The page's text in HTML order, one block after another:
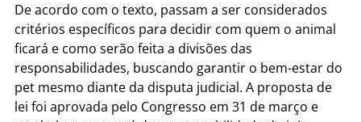
De acordo com o texto, passam a ser considerados
critérios específicos para decidir com quem o animal
ficará e como serão feita a divisões das
responsabilidades, buscando garantir o bem-estar do
pet mesmo diante da disputa judicial. A proposta de
lei foi aprovada pelo Congresso em 31 de março e